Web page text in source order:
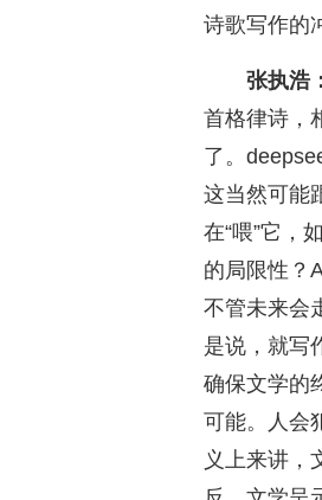
诗歌写作的
张执浩：
首格律诗，
了。
这当然可能
在“喂”它，
的局限性？
不管未来会
是说，就写
确保文学的
可能。人会
义上来讲，